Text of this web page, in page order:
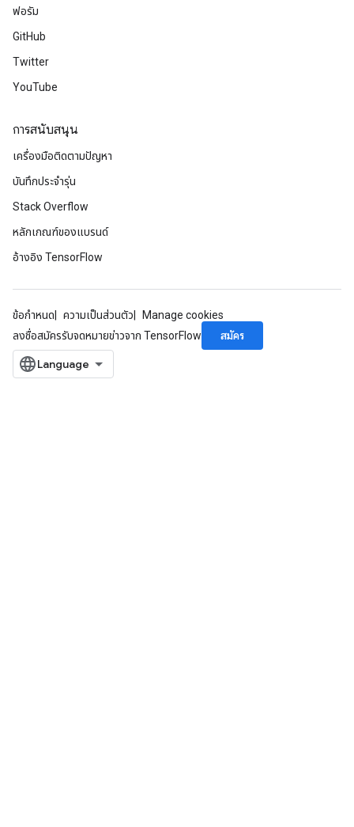
ฟอรัม
GitHub
Twitter
YouTube
การสนับสนุน
เครื่องมือติดตามปัญหา
บันทึกประจำรุ่น
Stack Overflow
หลักเกณฑ์ของแบรนด์
อ้างอิง TensorFlow
ข้อกำหนด ความเป็นส่วนตัว
Manage cookies
ลงชื่อสมัครรับจดหมายข่าวจาก TensorFlow
สมัคร